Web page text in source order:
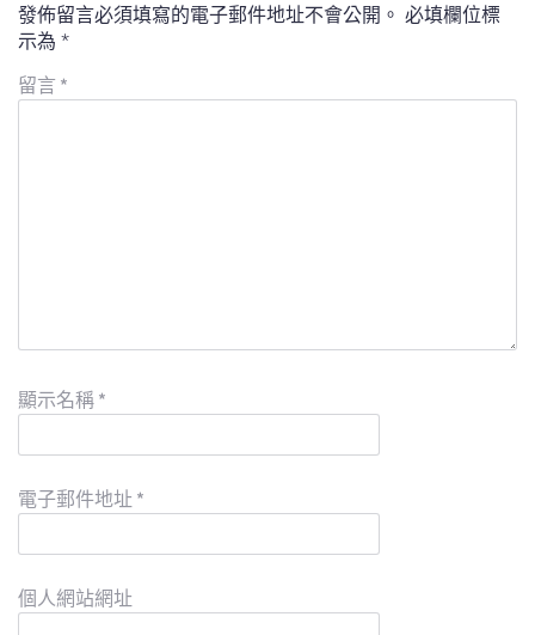
發佈留言必須填寫的電子郵件地址不會公開。 必填欄位標
示為 *
留言 *
顯示名稱 *
電子郵件地址 *
個人網站網址